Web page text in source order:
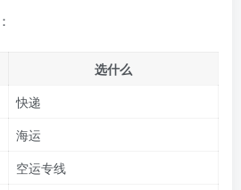
选什么
快递
海运
空运专线